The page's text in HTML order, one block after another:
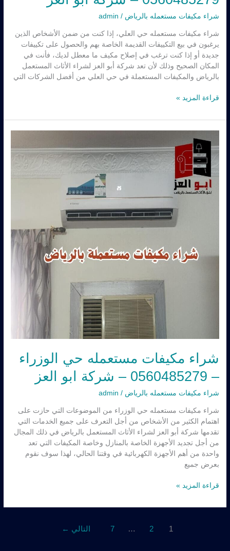
شراء مكيفات مستعمله بالرياض /
admin
شراء مكيفات مستعمله حي العلي، إذا كنت من ضمن الأشخاص الذين
يرغبون في بيع التكييفات القديمة الخاصة بهم والحصول على تكييفات
جديدة أو إذا كنت ترغب في إصلاح مكيف ما معطل لديك، فأنت في
المكان الصحيح وذلك لأن تعد شركة أبو العز لشراء الأثاث المستعمل
بالرياض والمكيفات المستعملة في حي العلي من أفضل الشركات التي
قراءة المزيد »
شراء مكيفات مستعمله حي الوزراء
– 0560485279 – شركة ابو العز
شراء مكيفات مستعمله بالرياض /
admin
شراء مكيفات مستعمله حي الوزراء من الموضوعات التي حازت على
اهتمام الكثير من الأشخاص من أجل التعرف على جميع الخدمات التي
تقدمها شركة أبو العز لشراء الأثاث المستعمل بالرياض في ذلك المجال
من أجل تجديد الأجهزة الخاصة بالمنازل وخاصة المكيفات التي تعد
واحدة من أهم الأجهزة الكهربائية في وقتنا الحالي، لهذا سوف نقوم
بعرض جميع
مكيفات
مستعمله
حي
الوزراء
قراءة المزيد »
1
2
…
7 التالي ←